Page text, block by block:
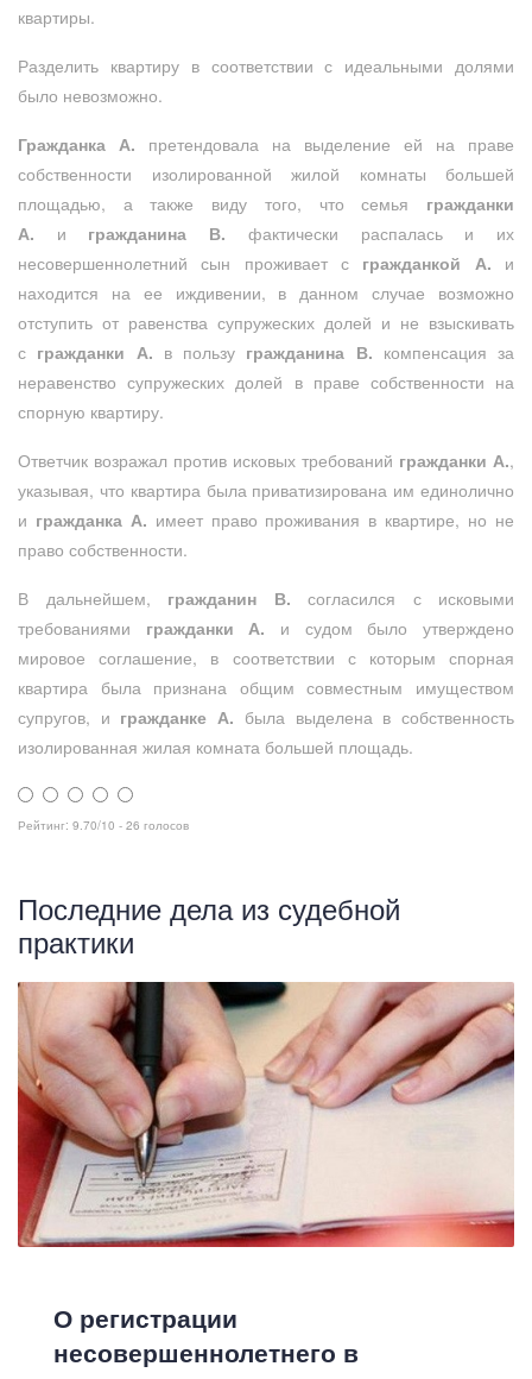
квартиры.
Разделить квартиру в соответствии с идеальными долями
было невозможно.
Гражданка А. претендовала на выделение ей на праве
собственности изолированной жилой комнаты большей
площадью, а также виду того, что семья гражданки
А. и гражданина В. фактически распалась и их
несовершеннолетний сын проживает с гражданкой А. и
находится на ее иждивении, в данном случае возможно
отступить от равенства супружеских долей и не взыскивать
с гражданки А. в пользу гражданина В. компенсация за
неравенство супружеских долей в праве собственности на
спорную квартиру.
Ответчик возражал против исковых требований гражданки А.,
указывая, что квартира была приватизирована им единолично
и гражданка А. имеет право проживания в квартире, но не
право собственности.
В дальнейшем, гражданин В. согласился с исковыми
требованиями гражданки А. и судом было утверждено
мировое соглашение, в соответствии с которым спорная
квартира была признана общим совместным имуществом
супругов, и гражданке А. была выделена в собственность
изолированная жилая комната большей площадь.
Рейтинг: 9.70/10 - 26 голосов
Последние дела из судебной
практики
О регистрации
несовершеннолетнего в